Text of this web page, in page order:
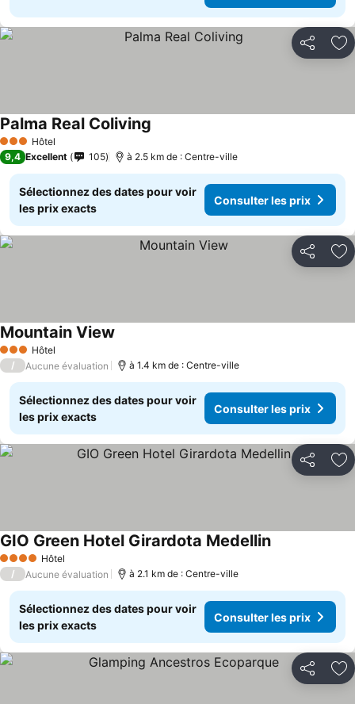
Partager
3 ÉtoilesHôtel
Palma Real Coliving
9,4 Excellent 105 à 2.5 km de : Centre-ville
Sélectionnez des dates pour voir
les prix exacts
Consulter les prix
Partager
3 ÉtoilesHôtel
Mountain View
/ Aucune évaluation à 1.4 km de : Centre-ville
Sélectionnez des dates pour voir
les prix exacts
Consulter les prix
Partager
4 Étoiles Hôtel
GIO Green Hotel Girardota Medellin
/ Aucune évaluation à 2.1 km de : Centre-ville
Sélectionnez des dates pour voir
les prix exacts
Consulter les prix
Partager